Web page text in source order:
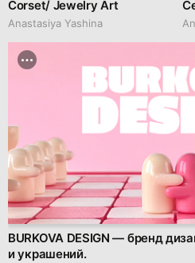
Corset/ Jewelry Art
Anastasiya Yashina
BURKOVA DESIGN — бренд
и украшений.